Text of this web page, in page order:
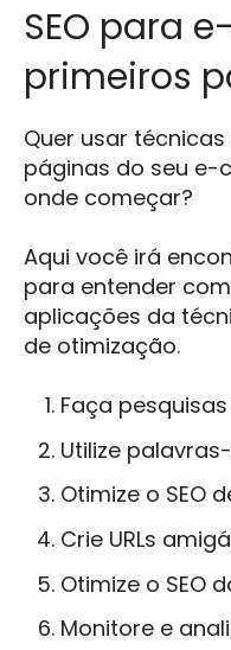
SEO para
primeiros
Quer usar
páginas do seu e-
onde começar?
Aqui você irá
para entender
aplicações da
de otimização.
Faça
Utilize
Otimize o SEO
Crie URLs
Otimize o SEO
Monitore e